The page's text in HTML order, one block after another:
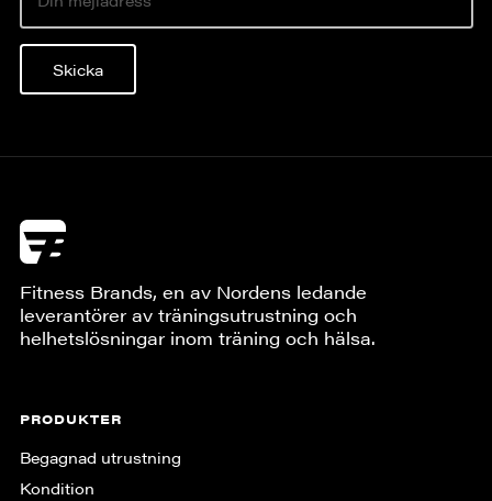
Skicka
Fitness Brands, en av Nordens ledande
leverantörer av träningsutrustning och
helhetslösningar inom träning och hälsa.
PRODUKTER
Begagnad utrustning
Kondition